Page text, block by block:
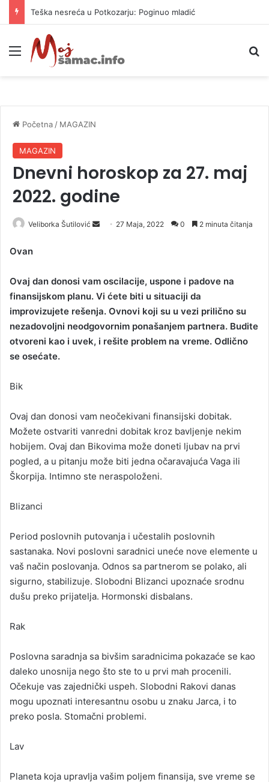
Teška nesreća u Potkozarju: Poginuo mladić
Meni
Početna / MAGAZIN
MAGAZIN
Dnevni horoskop za 27. maj
2022. godine
Veliborka Šutilović
a
n
e
m
a
27 Maja, 2022 0 2 minuta čitanja
Ovan
Ovaj dan donosi vam oscilacije, uspone i padove na
finansijskom planu. Vi ćete biti u situaciji da
improvizujete rešenja. Ovnovi koji su u vezi prilično su
nezadovoljni neodgovornim ponašanjem partnera. Budite
otvoreni kao i uvek, i rešite problem na vreme. Odlično
se osećate.
Bik
Ovaj dan donosi vam neočekivani finansijski dobitak.
Možete ostvariti vanredni dobitak kroz bavljenje nekim
hobijem. Ovaj dan Bikovima može doneti ljubav na prvi
pogled, a u pitanju može biti jedna očaravajuća Vaga ili
Škorpija. Intimno ste neraspoloženi.
Blizanci
Period poslovnih putovanja i učestalih poslovnih
sastanaka. Novi poslovni saradnici uneće nove elemente u
vaš način poslovanja. Odnos sa partnerom se polako, ali
sigurno, stabilizuje. Slobodni Blizanci upoznaće srodnu
dušu preko prijatelja. Hormonski disbalans.
Rak
Poslovna saradnja sa bivšim saradnicima pokazaće se kao
daleko unosnija nego što ste to u prvi mah procenili.
Očekuje vas zajednički uspeh. Slobodni Rakovi danas
mogu upoznati interesantnu osobu u znaku Jarca, i to
preko posla. Stomačni problemi.
Lav
Planeta koja upravlja vašim poljem finansija, sve vreme se